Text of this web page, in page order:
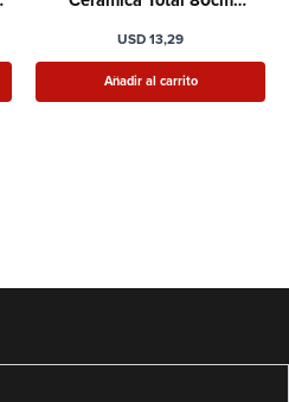
USD 13,29
Añadir al carrito